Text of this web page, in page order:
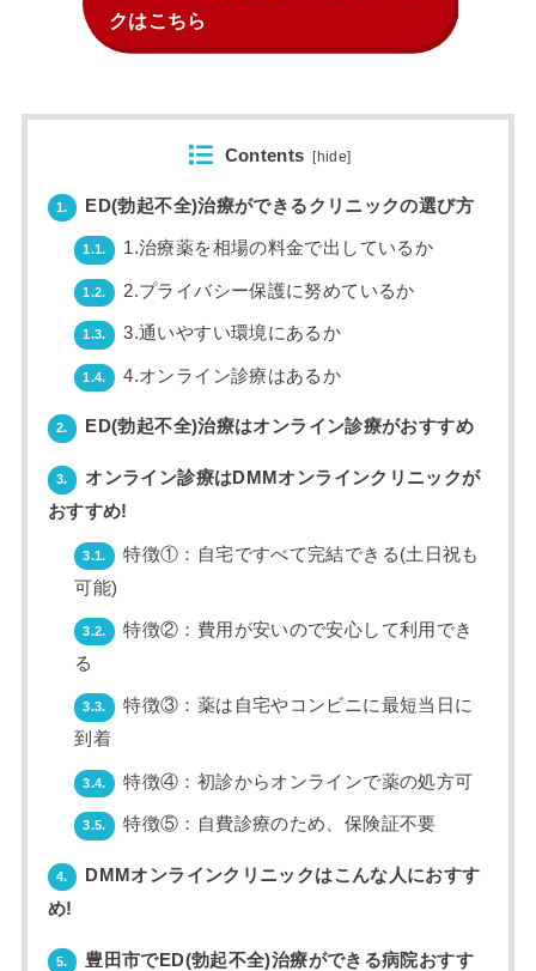
クはこちら
Contents [hide]
1. ED(勃起不全)治療ができるクリニックの選び方
1.1. 1.治療薬を相場の料金で出しているか
1.2. 2.プライバシー保護に努めているか
1.3. 3.通いやすい環境にあるか
1.4. 4.オンライン診療はあるか
2. ED(勃起不全)治療はオンライン診療がおすすめ
3.
オンライン診療はDMMオンラインクリニックが
おすすめ!
3.1.
特徴①：自宅ですべて完結できる(土日祝も
可能)
3.2.
特徴②：費用が安いので安心して利用でき
る
3.3.
特徴③：薬は自宅やコンビニに最短当日に
到着
3.4. 特徴④：初診からオンラインで薬の処方可
3.5. 特徴⑤：自費診療のため、保険証不要
4.
DMMオンラインクリニックはこんな人におすす
め!
5.
豊田市でED(勃起不全)治療ができる病院おすす